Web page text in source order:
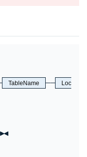
TableName LockType